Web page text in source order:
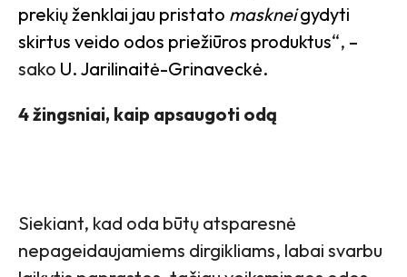
prekių ženklai jau pristato maskneigydyti
skirtus veido odos priežiūros produktus“, –
sako U. Jarilinaitė-Grinaveckė.
4 žingsniai, kaip apsaugoti odą
Siekiant, kad oda būtų atsparesnė
nepageidaujamiems dirgikliams, labai svarbu